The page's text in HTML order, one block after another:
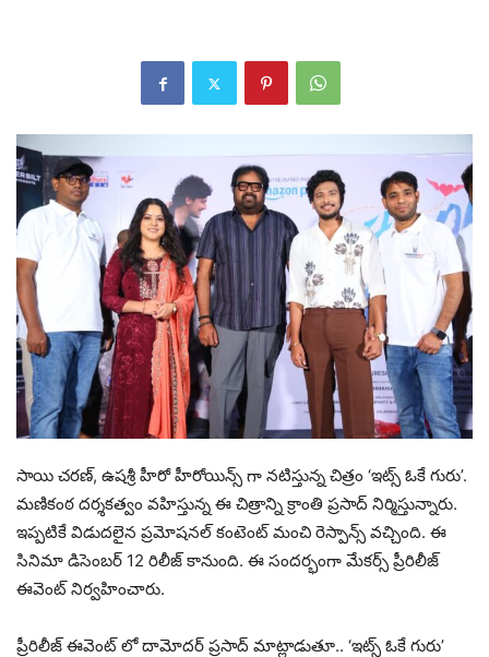
సాయి చరణ్, ఉషశ్రీ హీరో హీరోయిన్స్ గా నటిస్తున్న చిత్రం ‘ఇట్స్ ఓకే గురు’.
మణికంఠ దర్శకత్వం వహిస్తున్న ఈ చిత్రాన్ని క్రాంతి ప్రసాద్ నిర్మిస్తున్నారు.
ఇప్పటికే విడుదలైన ప్రమోషనల్ కంటెంట్ మంచి రెస్పాన్స్ వచ్చింది. ఈ
సినిమా డిసెంబర్ 12 రిలీజ్ కానుంది. ఈ సందర్భంగా మేకర్స్ ప్రీరిలీజ్
ఈవెంట్ నిర్వహించారు.
ప్రీరిలీజ్ ఈవెంట్ లో దామోదర్ ప్రసాద్ మాట్లాడుతూ.. ‘ఇట్స్ ఓకే గురు’